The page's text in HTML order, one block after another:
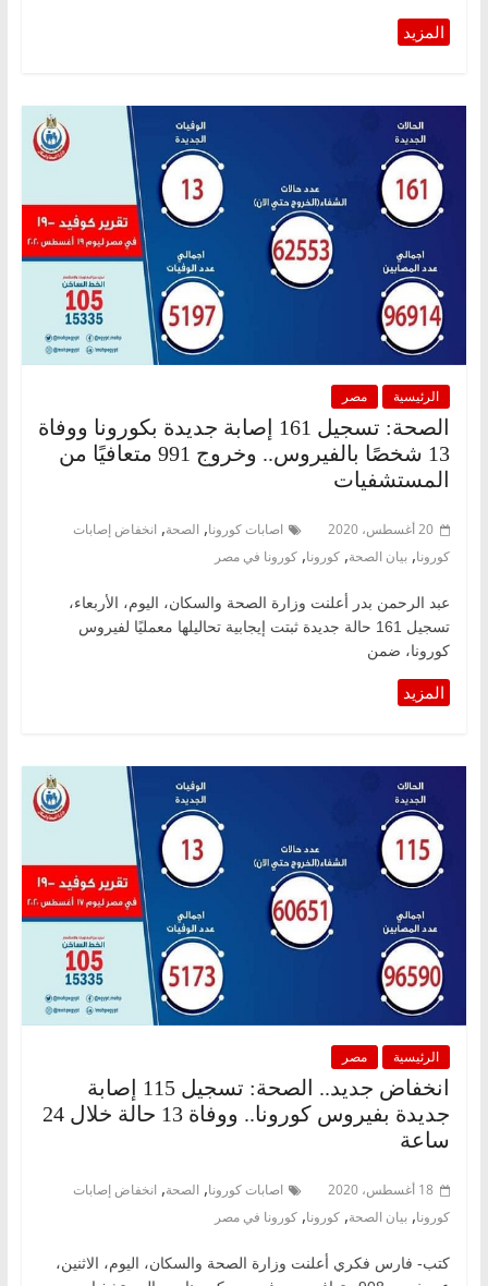
الرئيسية مصر
الصحة: تسجيل 161 إصابة جديدة بكورونا ووفاة
13 شخصًا بالفيروس.. وخروج 991 متعافيًا من
المستشفيات
20 أغسطس، 2020 اصابات كورونا, الصحة, انخفاض إصابات
كورونا, بيان الصحة, كورونا, كورونا في مصر
عبد الرحمن بدر أعلنت وزارة الصحة والسكان، اليوم، الأربعاء،
تسجيل 161 حالة جديدة ثبتت إيجابية تحاليلها معمليًا لفيروس
كورونا، ضمن
الرئيسية مصر
انخفاض جديد.. الصحة: تسجيل 115 إصابة
جديدة بفيروس كورونا.. ووفاة 13 حالة خلال 24
ساعة
18 أغسطس، 2020 اصابات كورونا, الصحة, انخفاض إصابات
كورونا, بيان الصحة, كورونا, كورونا في مصر
كتب- فارس فكري أعلنت وزارة الصحة والسكان، اليوم، الاثنين،